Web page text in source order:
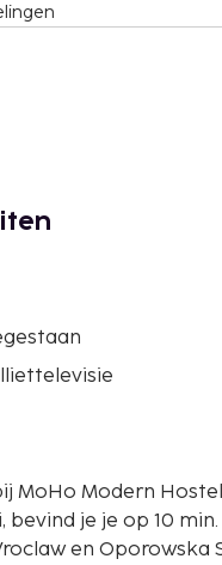
MoHo Modern Hostel
bevind je je op 10
en Oporowska